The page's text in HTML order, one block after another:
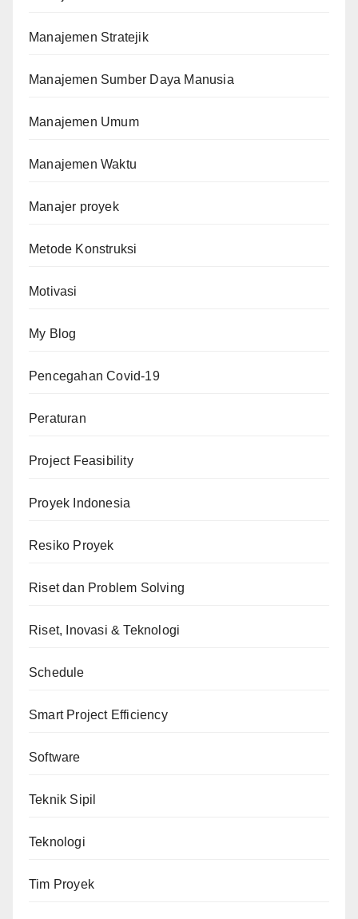
Manajemen Stratejik
Manajemen Sumber Daya Manusia
Manajemen Umum
Manajemen Waktu
Manajer proyek
Metode Konstruksi
Motivasi
My Blog
Pencegahan Covid-19
Peraturan
Project Feasibility
Proyek Indonesia
Resiko Proyek
Riset dan Problem Solving
Riset, Inovasi & Teknologi
Schedule
Smart Project Efficiency
Software
Teknik Sipil
Teknologi
Tim Proyek